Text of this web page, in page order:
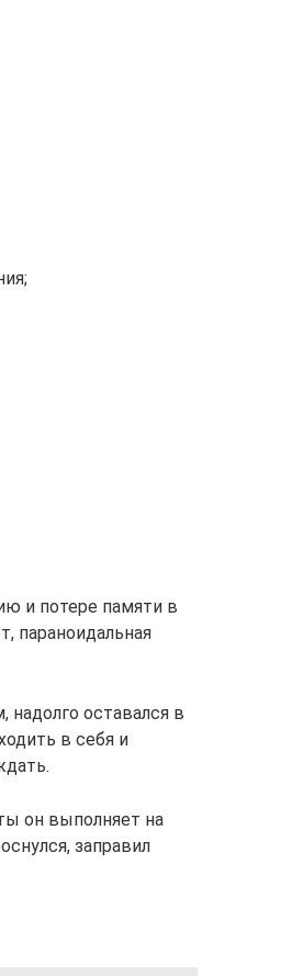
и потере памяти в
параноидальная
надолго оставался в
в себя и
он выполняет на
заправил